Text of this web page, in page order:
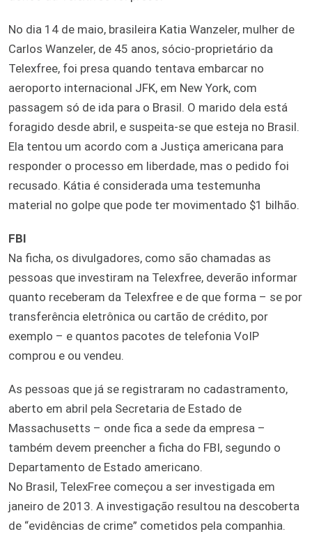
No dia 14 de maio, brasileira Katia Wanzeler, mulher de
Carlos Wanzeler, de 45 anos, sócio-proprietário da
Telexfree, foi presa quando tentava embarcar no
aeroporto internacional JFK, em New York, com
passagem só de ida para o Brasil. O marido dela está
foragido desde abril, e suspeita-se que esteja no Brasil.
Ela tentou um acordo com a Justiça americana para
responder o processo em liberdade, mas o pedido foi
recusado. Kátia é considerada uma testemunha
material no golpe que pode ter movimentado $1 bilhão.
FBI
Na ficha, os divulgadores, como são chamadas as
pessoas que investiram na Telexfree, deverão informar
quanto receberam da Telexfree e de que forma – se por
transferência eletrônica ou cartão de crédito, por
exemplo – e quantos pacotes de telefonia VoIP
comprou e ou vendeu.
As pessoas que já se registraram no cadastramento,
aberto em abril pela Secretaria de Estado de
Massachusetts – onde fica a sede da empresa –
também devem preencher a ficha do FBI, segundo o
Departamento de Estado americano.
No Brasil, TelexFree começou a ser investigada em
janeiro de 2013. A investigação resultou na descoberta
de “evidências de crime” cometidos pela companhia.